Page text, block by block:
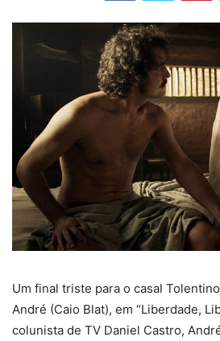
Um final triste para o casal
André (Caio Blat), em “Liberdade,
colunista de TV Daniel Castro,